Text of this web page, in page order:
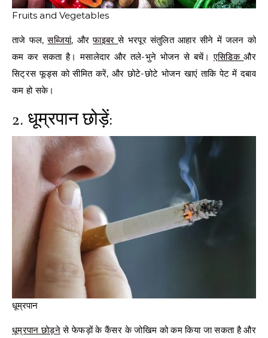
Fruits and Vegetables
ताजे फल,सब्जियां, औरफाइबरसे भरपूर संतुलित आहार सीने में जलन को
कम कर सकता है। मसालेदार और तले-भुने भोजन से बचें।एसिडिकऔर
सिट्रस फूड्स को सीमित करें, और छोटे-छोटे भोजन खाएं ताकि पेट में दबाव
कम हो सके।
2. धूम्रपान छोड़ें:
धूम्रपान
धूम्रपान छोड़नेसे फेफड़ों के कैंसर के जोखिम को कम किया जा सकता है और